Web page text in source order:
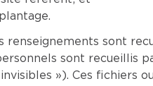
renseignements sont
sont recueillis
»). Ces fichiers